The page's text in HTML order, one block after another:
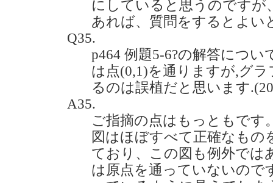
にしていると思うのですが
あれば、質問をするとよい
Q35.
p464 例題5-6?の解答につ
は点(0,1)を通りますが,グ
るのは誤植だと思います
A35.
ご指摘の点はもっともです
図はほぼすべて正確なもの
ており、この図も例外では
は原点を通っていないので